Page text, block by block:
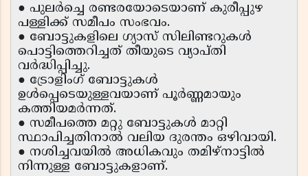
● പുലർച്ചെ രണ്ടരയോടെയാണ് കുരീപ്പുഴ
പള്ളിക്ക് സമീപം സംഭവം.
● ബോട്ടുകളിലെ ഗ്യാസ് സിലിണ്ടറുകൾ
പൊട്ടിത്തെറിച്ചത് തീയുടെ വ്യാപ്തി
വർദ്ധിപ്പിച്ചു.
● ട്രോളിംഗ് ബോട്ടുകൾ
ഉൾപ്പെടെയുള്ളവയാണ് പൂർണ്ണമായും
കത്തിയമർന്നത്.
● സമീപത്തെ മറ്റു ബോട്ടുകൾ മാറ്റി
സ്ഥാപിച്ചതിനാൽ വലിയ ദുരന്തം ഒഴിവായി.
● നശിച്ചവയിൽ അധികവും തമിഴ്നാട്ടിൽ
നിന്നുള്ള ബോട്ടുകളാണ്.